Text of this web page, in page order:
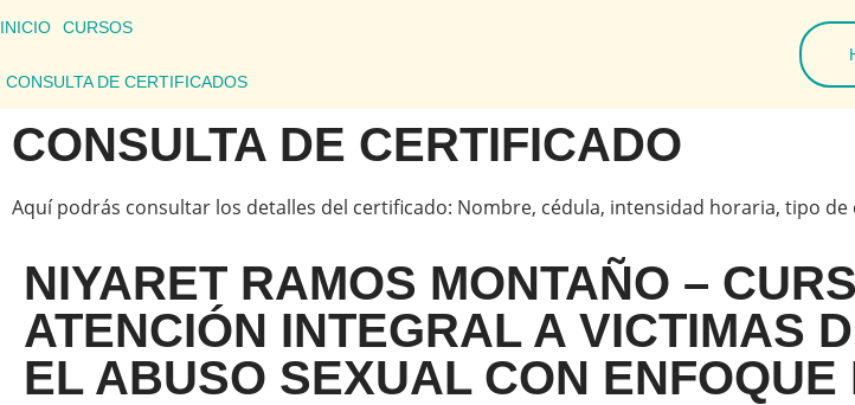
INICIO CURSOS
CONSULTA DE CERTIFICADOS
CONSULTA DE CERTIFICADO
Aquí podrás consultar los detalles del certificado: Nombre, cédula, intensidad horaria, tipo de
NIYARET RAMOS MONTAÑO –
ATENCIÓN INTEGRAL A VICTIMAS
EL ABUSO SEXUAL CON